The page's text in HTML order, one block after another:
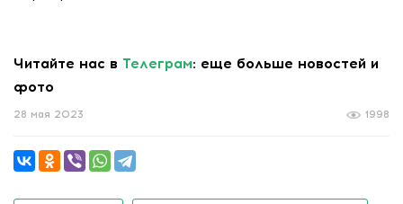
Читайте нас в Телеграм: еще больше новостей и
фото
1998
28 мая 2023